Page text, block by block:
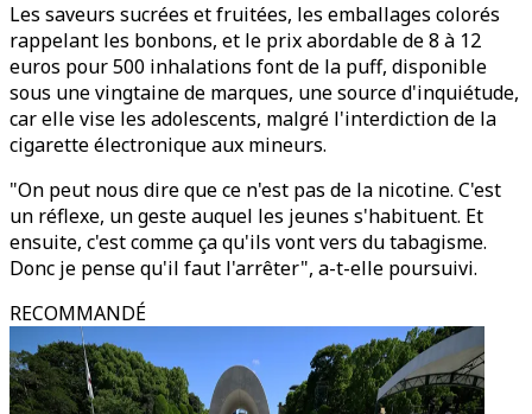
Les saveurs sucrées et fruitées, les emballages colorés
rappelant les bonbons, et le prix abordable de 8 à 12
euros pour 500 inhalations font de la puff, disponible
sous une vingtaine de marques, une source d'inquiétude,
car elle vise les adolescents, malgré l'interdiction de la
cigarette électronique aux mineurs.
"On peut nous dire que ce n'est pas de la nicotine. C'est
un réflexe, un geste auquel les jeunes s'habituent. Et
ensuite, c'est comme ça qu'ils vont vers du tabagisme.
Donc je pense qu'il faut l'arrêter", a-t-elle poursuivi.
RECOMMANDÉ